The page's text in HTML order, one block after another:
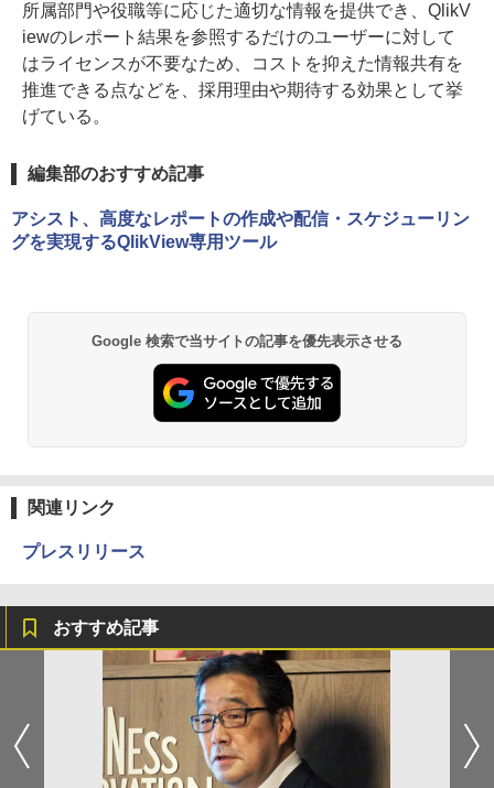
所属部門や役職等に応じた適切な情報を提供でき、QlikV
iewのレポート結果を参照するだけのユーザーに対して
はライセンスが不要なため、コストを抑えた情報共有を
推進できる点などを、採用理由や期待する効果として挙
げている。
編集部のおすすめ記事
アシスト、高度なレポートの作成や配信・スケジューリン
グを実現するQlikView専用ツール
Google 検索で当サイトの記事を優先表示させる
関連リンク
プレスリリース
おすすめ記事